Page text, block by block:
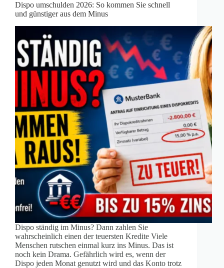
Dispo umschulden 2026: So kommen Sie schnell
und günstiger aus dem Minus
Dispo ständig im Minus? Dann zahlen Sie
wahrscheinlich einen der teuersten Kredite Viele
Menschen rutschen einmal kurz ins Minus. Das ist
noch kein Drama. Gefährlich wird es, wenn der
Dispo jeden Monat genutzt wird und das Konto trotz